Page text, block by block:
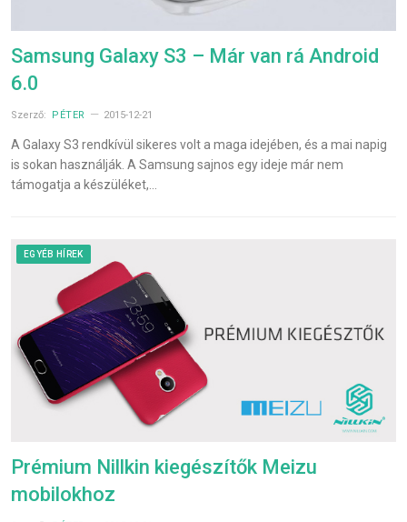
Samsung Galaxy S3 – Már van rá Android
6.0
Szerző: PÉTER 2015-12-21
A Galaxy S3 rendkívül sikeres volt a maga idejében, és a mai napig
is sokan használják. A Samsung sajnos egy ideje már nem
támogatja a készüléket,…
EGYÉB HÍREK
Prémium Nillkin kiegészítők Meizu
mobilokhoz